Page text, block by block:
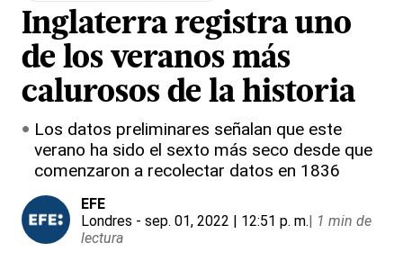
Inglaterra registra uno
de los veranos más
calurosos de la historia
Los datos preliminares señalan que este
verano ha sido el sexto más seco desde que
comenzaron a recolectar datos en 1836
EFE
Londres - sep. 01, 2022 | 12:51 p. m.| 1 min de
lectura